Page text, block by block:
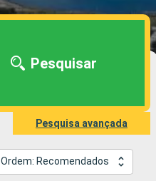
Pesquisar
Pesquisa avançada
Ordem: Recomendados